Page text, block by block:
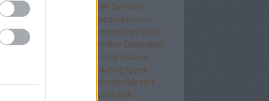
iskolatáska
Erhalten Sie einen
mit diesen Marketingtechniken von
Depot
Erhalten Sie einen monetären Schub
diesen Artikel-Marketing-Techniken Értelmetlen
esküvői ruha árak esküvői
Facebook marketing tippek
menyasszonyi ruha kölcsönzésfeliratok
férfi nyaklánc férfi